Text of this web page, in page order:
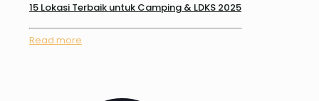
15 Lokasi Terbaik untuk Camping & LDKS 2025
Read more